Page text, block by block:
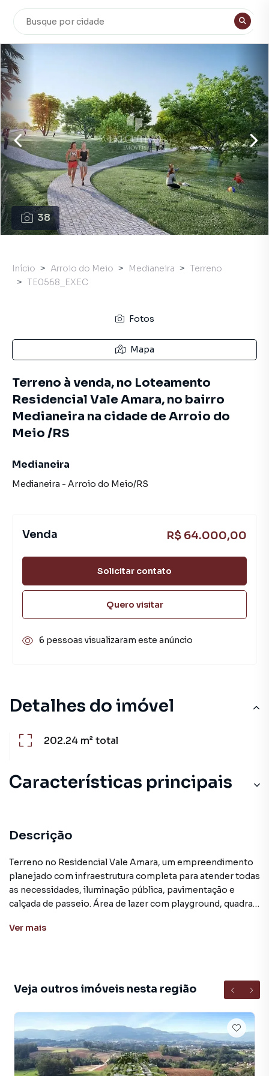
38
Detalhes do imóvel
202.24 m²total
Características principais
Descrição
Terreno no Residencial Vale Amara, um empreendimento
planejado com infraestrutura completa para atender todas
as necessidades, iluminação pública, pavimentação e
calçada de passeio. Área de lazer com playground, quadra
verde garantindo uma vida mais harmoniosa para você e
infra estruturado de qualidade, planejamento urbanístico,
rede de água e rede elétrica, ruas largas e tranquilas. Nas
proximidades estão instaladas várias empresas de grande
porte, geradoras de emprego. O Bairro Medianeira
localizado aproximadamente à 3 Km do trevo de acesso a
cidade de Arroio do Meio.
Ver mais
Veja outros imóveis nesta região
Início Arroio do Meio Medianeira
Terreno
TE0568_EXEC
Fotos
Mapa
Terreno à venda, no Loteamento
Residencial Vale Amara, no bairro
Medianeira na cidade de Arroio do
Meio /RS
Medianeira
Medianeira - Arroio do Meio/RS
Venda R$ 64.000,00
Solicitar contato
Quero visitar
6 pessoas visualizaram este anúncio